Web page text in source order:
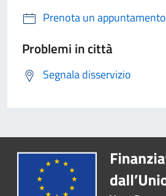
Prenota un appuntamento
Problemi in città
Segnala disservizio